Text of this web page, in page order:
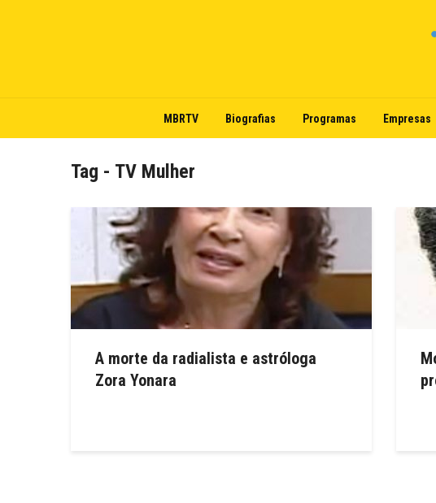
MBRTV Biografias Programas Empresas
Tag - TV Mulher
A morte da radialista e astróloga
Zora Yonara